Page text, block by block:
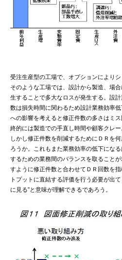
受注生産型の工場で、オプションによりシ
そのような工場では、設計から製造、場
生することで多大なロスが発生する。設
数は損失時間に関わるため設計業務効率
への影響を考えると修正件数の多さはミ
終的には製造での手直し時間や顧客クレー
しかし修正件数を削減するためにＤＲを
ろうか。これもまた業務効率の低下にな
するための業務間のバランスを取ること
すように修正件数と合わせてＤＲ回数を
トプットに直結する評価を行う必要が出
に見る”と意味が理解できるであろう。